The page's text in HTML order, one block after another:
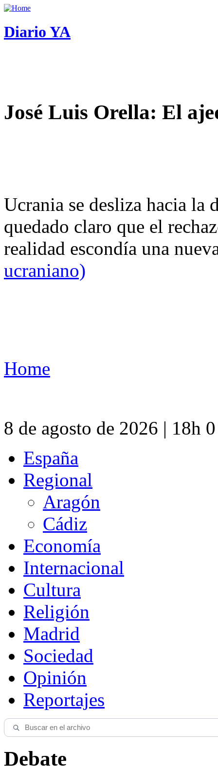
Diario YA
José Luis Orella: El
Ucrania se desliza hacia
quedado claro que el
realidad escondía una
ucraniano)
Home
8 de agosto de 2026 | 18h
España
Regional
Aragón
Cádiz
Economía
Internacional
Cultura
Religión
Madrid
Sociedad
Opinión
Reportajes
Debate